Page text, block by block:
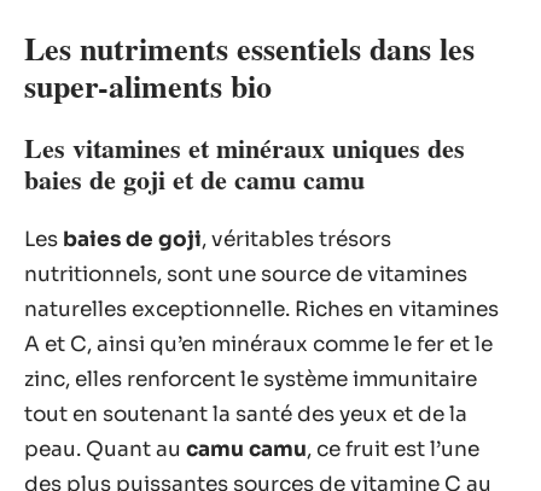
Les nutriments essentiels dans les
super-aliments bio
Les vitamines et minéraux uniques des
baies de goji et de camu camu
Les baies de goji, véritables trésors
nutritionnels, sont une source de vitamines
naturelles exceptionnelle. Riches en vitamines
A et C, ainsi qu’en minéraux comme le fer et le
zinc, elles renforcent le système immunitaire
tout en soutenant la santé des yeux et de la
peau. Quant au camu camu, ce fruit est l’une
des plus puissantes sources de vitamine C au